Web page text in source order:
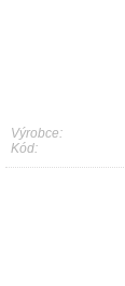
Výrobce:
Kód: